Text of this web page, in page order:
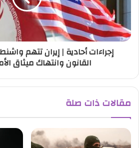
إجراءات أحادية | إيران تتهم
القانون وانتهاك ميثاق
مقالات ذات صلة